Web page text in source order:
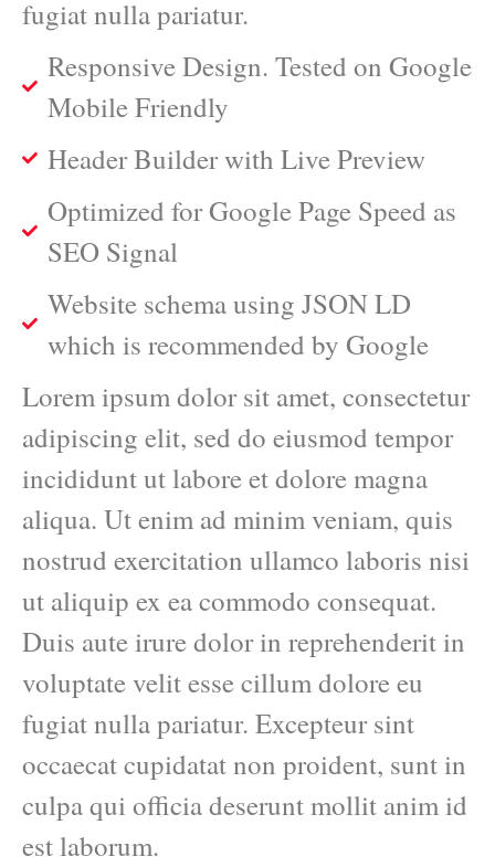
fugiat nulla pariatur.
Responsive Design. Tested on Google
Mobile Friendly
Header Builder with Live Preview
Optimized for Google Page Speed as
SEO Signal
Website schema using JSON LD
which is recommended by Google
Lorem ipsum dolor sit amet, consectetur
adipiscing elit, sed do eiusmod tempor
incididunt ut labore et dolore magna
aliqua. Ut enim ad minim veniam, quis
nostrud exercitation ullamco laboris nisi
ut aliquip ex ea commodo consequat.
Duis aute irure dolor in reprehenderit in
voluptate velit esse cillum dolore eu
fugiat nulla pariatur. Excepteur sint
occaecat cupidatat non proident, sunt in
culpa qui officia deserunt mollit anim id
est laborum.